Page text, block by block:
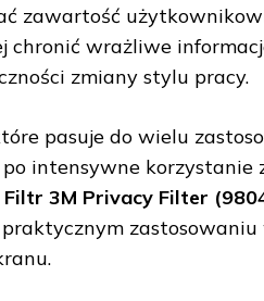
zawartość
chronić wrażliwe
zmiany stylu pracy.
pasuje do wielu
intensywne korzystanie
Filtr 3M Privacy Filter